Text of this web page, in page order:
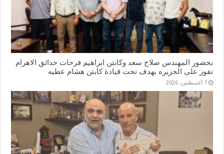
بحضور المهندس صلاح سعد وكابتن ابراهيم فرحات حدائق الاهرام
تفوز على الجزيره بهدف تحت قيادة كابتن هشام عطيه
7 أغسطس، 2026